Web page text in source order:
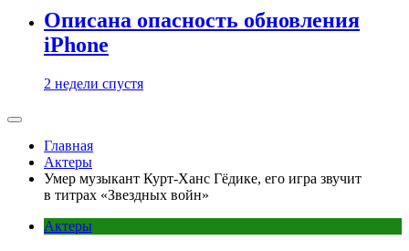
Описана опасность обновления
iPhone
2 недели спустя
Главная
Актеры
Умер музыкант Курт-Ханс Гёдике, его игра звучит
в титрах «Звездных войн»
Актеры